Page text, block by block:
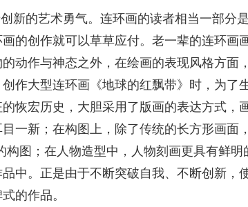
新的艺术勇气。连环画的读者相当一部分
的创作就可以草草应付。老一辈的连环画
动作与神态之外，在绘画的表现风格方面
作大型连环画《地球的红飘带》时，为了
恢宏历史，大胆采用了版画的表达方式，
一新；在构图上，除了传统的长方形画面
构图；在人物造型中，人物刻画更具有鲜
中。正是由于不断突破自我、不断创新，
的作品。